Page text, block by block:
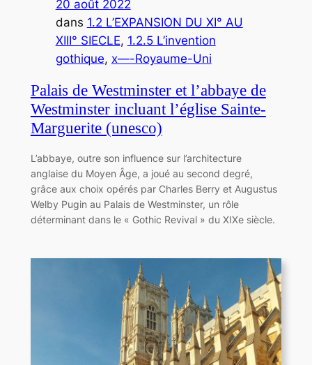
20 août 2022
dans 1.2 L’EXPANSION DU XI° AU
XIII° SIECLE, 1.2.5 L’invention
gothique, x—-Royaume-Uni
Palais de Westminster et l’abbaye de
Westminster incluant l’église Sainte-
Marguerite (unesco)
L’abbaye, outre son influence sur l’architecture
anglaise du Moyen Âge, a joué au second degré,
grâce aux choix opérés par Charles Berry et Augustus
Welby Pugin au Palais de Westminster, un rôle
déterminant dans le « Gothic Revival » du XIXe siècle.